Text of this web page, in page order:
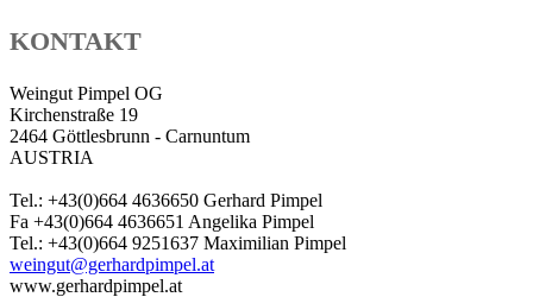
KONTAKT
Weingut Pimpel OG
Kirchenstraße 19
2464 Göttlesbrunn - Carnuntum
AUSTRIA
Tel.: +43(0)664 4636650 Gerhard Pimpel
Fa +43(0)664 4636651 Angelika Pimpel
Tel.: +43(0)664 9251637 Maximilian Pimpel
weingut@gerhardpimpel.at
www.gerhardpimpel.at